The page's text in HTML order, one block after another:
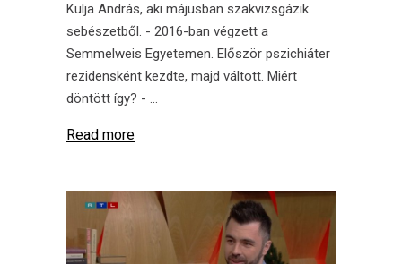
Kulja András, aki májusban szakvizsgázik
sebészetből. - 2016-ban végzett a
Semmelweis Egyetemen. Először pszichiáter
rezidensként kezdte, majd váltott. Miért
döntött így? -
Read more